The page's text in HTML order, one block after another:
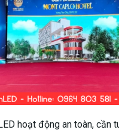
hoạt động an toàn, cần